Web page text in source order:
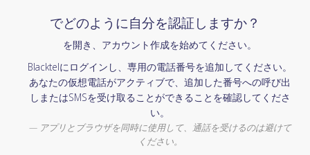
でどのように自分を認証しますか？
を開き、アカウント作成を始めてください。
Blacktelにログインし、専用の電話番号を追加してください。
あなたの仮想電話がアクティブで、追加した番号への呼び出
しまたはSMSを受け取ることができることを確認してくださ
い。
アプリとブラウザを同時に使用して、通話を受けるのは避けて
ください。